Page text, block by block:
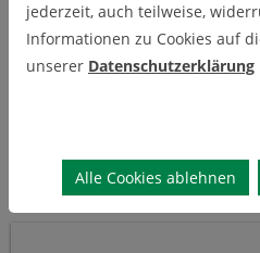
Abgeschlossene
jederzeit, auch teilweise,
Informationen zu Cookies auf
unserer Datenschutzerklärung
Alle Cookies ablehnen